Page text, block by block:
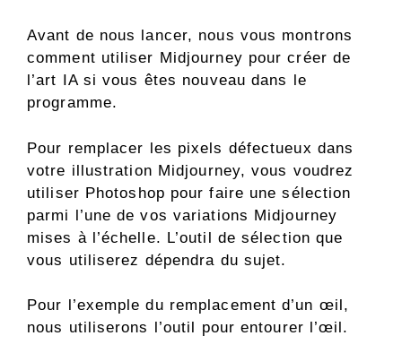
Avant de nous lancer, nous vous montrons
comment utiliser Midjourney pour créer de
l’art IA si vous êtes nouveau dans le
programme.
Pour remplacer les pixels défectueux dans
votre illustration Midjourney, vous voudrez
utiliser Photoshop pour faire une sélection
parmi l’une de vos variations Midjourney
mises à l’échelle. L’outil de sélection que
vous utiliserez dépendra du sujet.
Pour l’exemple du remplacement d’un œil,
nous utiliserons l’outil pour entourer l’œil.